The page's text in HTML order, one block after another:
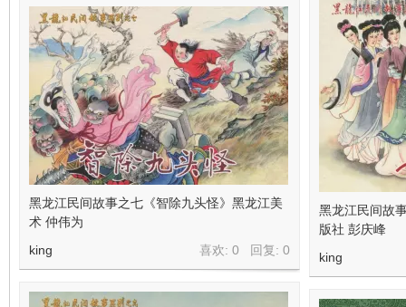
黑龙江民间故
版社 彭庆峰
king
黑龙江民间故事之七《智除九头怪》黑龙江美
术 仲伟为
喜欢: 0 回复: 0
king